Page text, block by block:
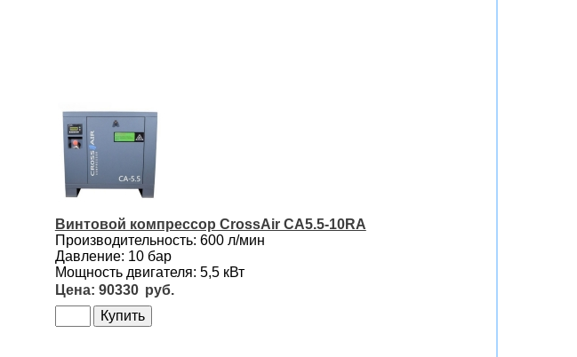
Винтовой компрессор CrossAir CA5.5-10RA
Производительность: 600 л/мин
Давление: 10 бар
Мощность двигателя: 5,5 кВт
90330